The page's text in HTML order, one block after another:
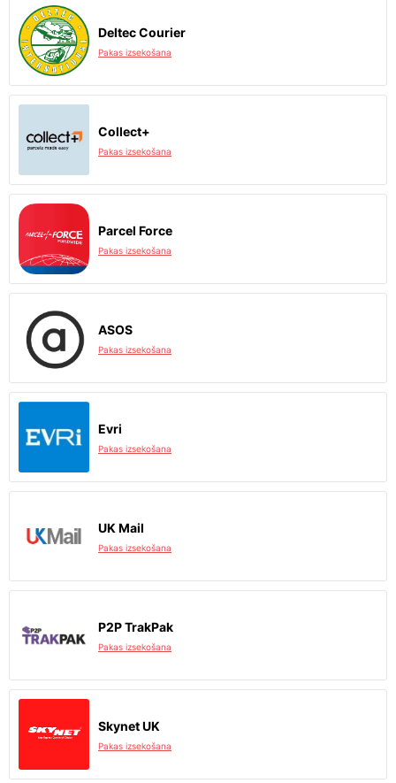
Deltec Courier
Pakas izsekošana
Collect+
Pakas izsekošana
Parcel Force
Pakas izsekošana
ASOS
Pakas izsekošana
Evri
Pakas izsekošana
UK Mail
Pakas izsekošana
P2P TrakPak
Pakas izsekošana
Skynet UK
Pakas izsekošana